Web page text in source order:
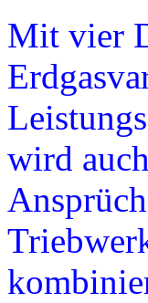
Mit vier
wird